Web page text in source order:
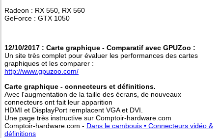
Radeon : RX 550, RX 560
GeForce : GTX 1050
12/10/2017 : Carte graphique - Comparatif avec GPUZoo :
Un site très complet pour évaluer les performances des cartes
graphiques et les comparer :
http://www.gpuzoo.com/
Carte graphique - connecteurs et définitions.
Avec l'augmentation de la taille des écrans, de nouveaux
connecteurs ont fait leur apparition
HDMI et DisplayPort remplacent VGA et DVI.
Une page très instructive sur Comptoir-hardware.com
Comptoir-hardware.com - Dans le cambouis • Connecteurs vidéo &
définitions